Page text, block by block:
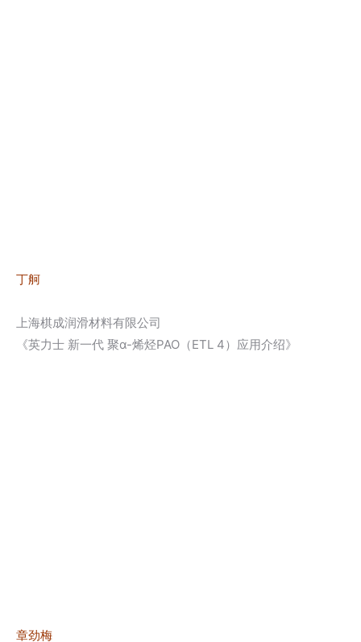
丁舸
上海棋成润滑材料有限公司
《英力士 新一代 聚α-烯烃PAO（ETL 4）应用介绍》
章劲梅